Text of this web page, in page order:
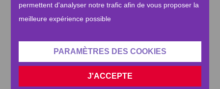
permettent d'analyser notre trafic afin de vous proposer la
meilleure expérience possible
PARAMÈTRES DES COOKIES
J'ACCEPTE
musulmans âgés, sous traitement ou les femmes qui allaitent
doivent faire don de la fidya.
La fidya s'élève à 5 € par jour et est à payer pour chaque jour
non jeûné.